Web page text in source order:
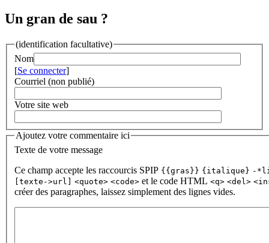
Un gran de sau ?
(identification facultative)
Nom
[Se connecter]
Courriel (non publié)
Votre site web
Ajoutez votre commentaire ici
Texte de votre message
Ce champ accepte les raccourcis SPIP {{gras}} {italique} -
[texte->url]
<quote> <code> et le code HTML <q> <del>
créer des paragraphes, laissez simplement des lignes vides.